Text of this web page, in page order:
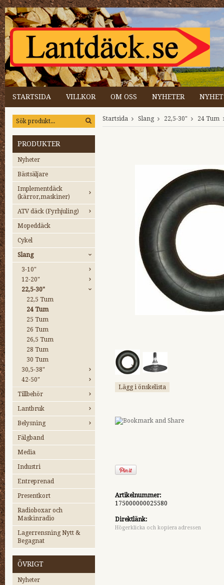
STARTSIDA VILLKOR OM OSS NYHETER
PRODUKTER
Nyheter
Bästsäljare
Implementdäck
(kärror,maskiner)
ATV däck (Fyrhjuling)
Mopeddäck
Cykel
Slang
3-10"
12-20"
22,5-30"
22,5 Tum
24 Tum
25 Tum
26 Tum
26,5 Tum
28 Tum
30 Tum
30,5-38"
42-50"
Tillbehör
Lantbruk
Belysning
Fälgband
Media
Industri
Entreprenad
Presentkort
Radioboxar och
Maskinradio
Lagerrensning Nytt &
Begagnat
ÖVRIGT
Nyheter
Startsida Slang 22,5-30" 24 Tum
Lägg i önskelista
Artikelnummer:
175000000025580
Direktlänk:
Högerklicka och kopiera adressen